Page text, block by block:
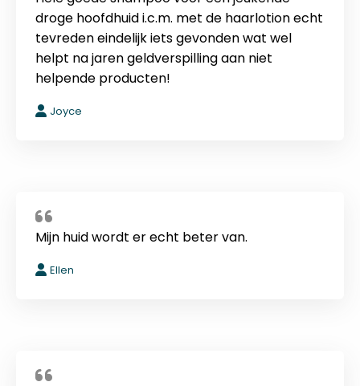
droge hoofdhuid i.c.m. met de haarlotion echt
tevreden eindelijk iets gevonden wat wel
helpt na jaren geldverspilling aan niet
helpende producten!
Joyce
Mijn huid wordt er echt beter van.
Ellen